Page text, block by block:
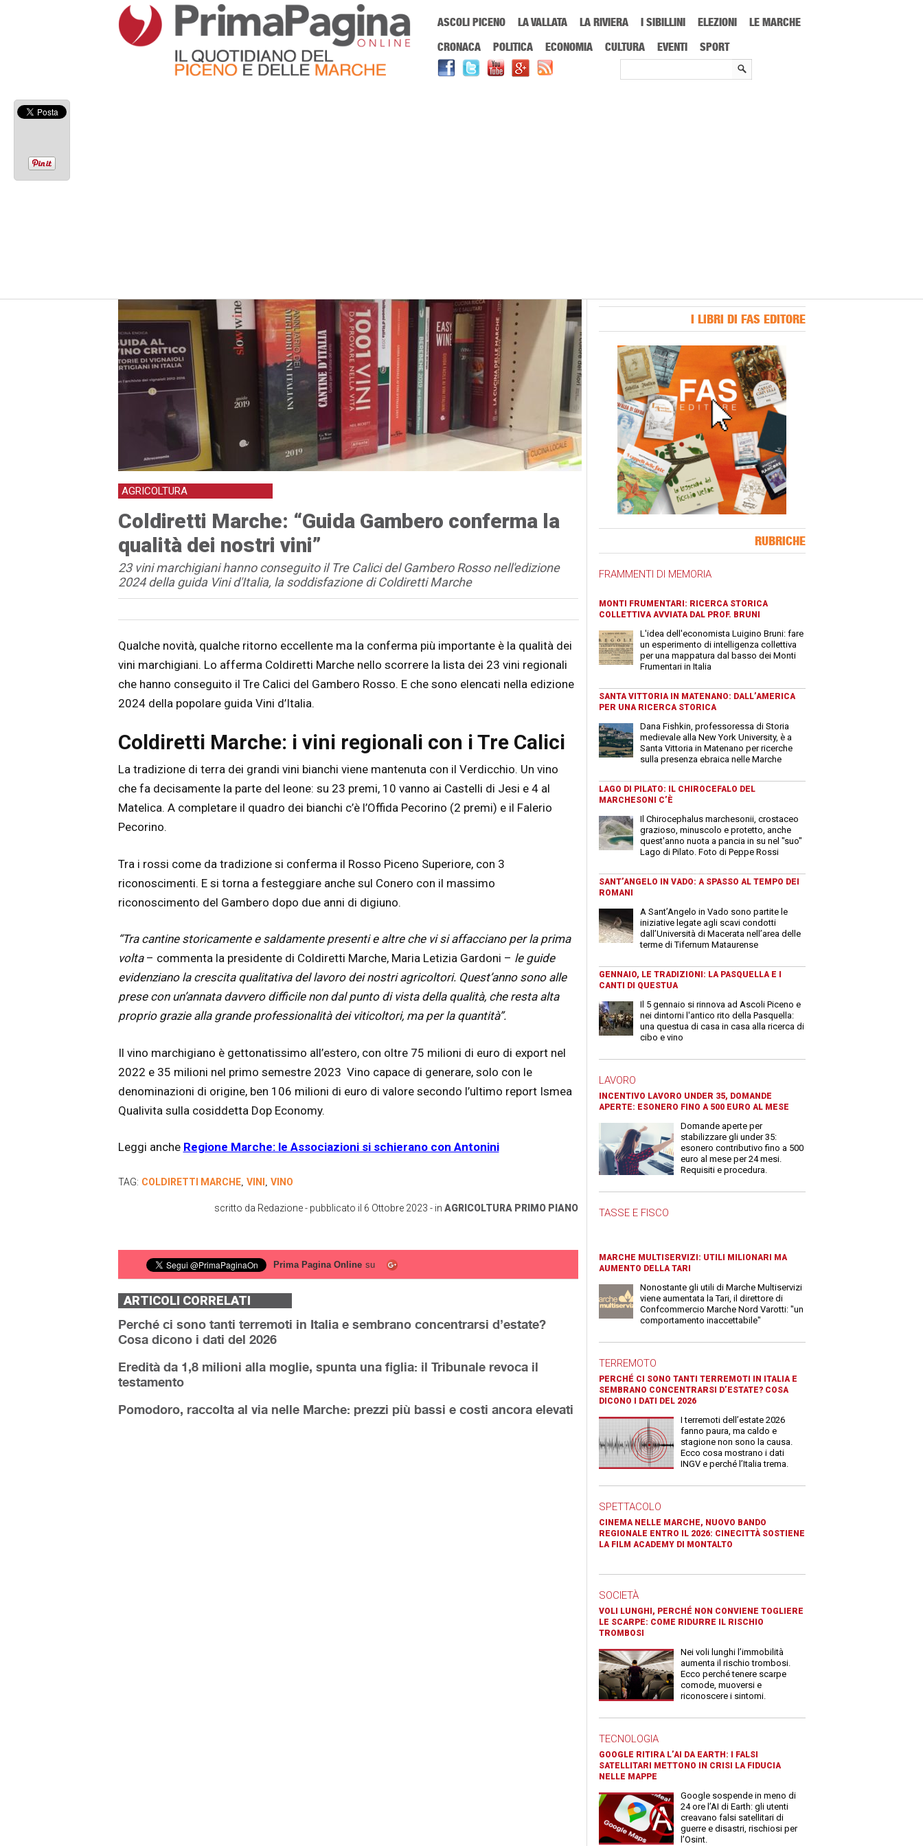
ASCOLI PICENO LA VALLATA LA RIVIERA I SIBILLINI ELEZIONI
LE MARCHE
CRONACA
POLITICA ECONOMIA CULTURA EVENTI SPORT
AGRICOLTURA
Coldiretti Marche: “Guida Gambero conferma la
qualità dei nostri vini”
23 vini marchigiani hanno conseguito il Tre Calici del Gambero Rosso nell'edizione
2024 della guida Vini d'Italia, la soddisfazione di Coldiretti Marche
Articolo
Testo articolo principale
Qualche novità, qualche ritorno eccellente ma la conferma più importante è la qualità dei
vini marchigiani. Lo afferma Coldiretti Marche nello scorrere la lista dei 23 vini regionali
che hanno conseguito il Tre Calici del Gambero Rosso. E che sono elencati nella edizione
2024 della popolare guida Vini d’Italia.
Coldiretti Marche: i vini regionali con i Tre Calici
La tradizione di terra dei grandi vini bianchi viene mantenuta con il Verdicchio. Un vino
che fa decisamente la parte del leone: su 23 premi, 10 vanno ai Castelli di Jesi e 4 al
Matelica. A completare il quadro dei bianchi c’è l’Offida Pecorino (2 premi) e il Falerio
Pecorino.
Tra i rossi come da tradizione si conferma il Rosso Piceno Superiore, con 3
riconoscimenti. E si torna a festeggiare anche sul Conero con il massimo
riconoscimento del Gambero dopo due anni di digiuno.
“Tra cantine storicamente e saldamente presenti e altre che vi si affacciano per la prima
volta– commenta la presidente di Coldiretti Marche, Maria Letizia Gardoni – le guide
evidenziano la crescita qualitativa del lavoro dei nostri agricoltori. Quest’anno sono alle
prese con un’annata davvero difficile non dal punto di vista della qualità, che resta alta
proprio grazie alla grande professionalità dei viticoltori, ma per la quantità”.
Il vino marchigiano è gettonatissimo all’estero, con oltre 75 milioni di euro di export nel
2022 e 35 milioni nel primo semestre 2023 Vino capace di generare, solo con le
denominazioni di origine, ben 106 milioni di euro di valore secondo l’ultimo report Ismea
Qualivita sulla cosiddetta Dop Economy.
Leggi anche Regione Marche: le Associazioni si schierano con Antonini
TAG: COLDIRETTI MARCHE, VINI VINO
scritto da Redazione- pubblicato il 6 Ottobre 2023 - in AGRICOLTURA PRIMO PIANO
Prima Pagina Online su
ARTICOLI CORRELATI
Perché ci sono tanti terremoti in Italia e sembrano concentrarsi d’estate?
Cosa dicono i dati del 2026
Eredità da 1,8 milioni alla moglie, spunta una figlia: il Tribunale revoca il
testamento
Pomodoro, raccolta al via nelle Marche: prezzi più bassi e costi ancora elevati
I LIBRI DI FAS EDITORE
RUBRICHE
FRAMMENTI DI MEMORIA
MONTI FRUMENTARI: RICERCA STORICA
COLLETTIVA AVVIATA DAL PROF. BRUNI
L'idea dell'economista Luigino Bruni: fare
un esperimento di intelligenza collettiva
per una mappatura dal basso dei Monti
Frumentari in Italia
SANTA VITTORIA IN MATENANO: DALL’AMERICA
PER UNA RICERCA STORICA
Dana Fishkin, professoressa di Storia
medievale alla New York University, è a
Santa Vittoria in Matenano per ricerche
sulla presenza ebraica nelle Marche
LAGO DI PILATO: IL CHIROCEFALO DEL
MARCHESONI C’È
Il Chirocephalus marchesonii, crostaceo
grazioso, minuscolo e protetto, anche
quest'anno nuota a pancia in su nel "suo"
Lago di Pilato. Foto di Peppe Rossi
SANT’ANGELO IN VADO: A SPASSO AL TEMPO DEI
ROMANI
A Sant’Angelo in Vado sono partite le
iniziative legate agli scavi condotti
dall’Università di Macerata nell’area delle
terme di Tifernum Mataurense
GENNAIO, LE TRADIZIONI: LA PASQUELLA E I
CANTI DI QUESTUA
Il 5 gennaio si rinnova ad Ascoli Piceno e
nei dintorni l'antico rito della Pasquella:
una questua di casa in casa alla ricerca di
cibo e vino
LAVORO
INCENTIVO LAVORO UNDER 35, DOMANDE
APERTE: ESONERO FINO A 500 EURO AL MESE
Domande aperte per
stabilizzare gli under 35:
esonero contributivo fino a 500
euro al mese per 24 mesi.
Requisiti e procedura.
TASSE E FISCO
MARCHE MULTISERVIZI: UTILI MILIONARI MA
AUMENTO DELLA TARI
Nonostante gli utili di Marche Multiservizi
viene aumentata la Tari, il direttore di
Confcommercio Marche Nord Varotti: "un
comportamento inaccettabile"
TERREMOTO
PERCHÉ CI SONO TANTI TERREMOTI IN ITALIA E
SEMBRANO CONCENTRARSI D’ESTATE? COSA
DICONO I DATI DEL 2026
I terremoti dell’estate 2026
fanno paura, ma caldo e
stagione non sono la causa.
Ecco cosa mostrano i dati
INGV e perché l’Italia trema.
SPETTACOLO
CINEMA NELLE MARCHE, NUOVO BANDO
REGIONALE ENTRO IL 2026: CINECITTÀ SOSTIENE
LA FILM ACADEMY DI MONTALTO
SOCIETÀ
VOLI LUNGHI, PERCHÉ NON CONVIENE TOGLIERE
LE SCARPE: COME RIDURRE IL RISCHIO
TROMBOSI
Nei voli lunghi l’immobilità
aumenta il rischio trombosi.
Ecco perché tenere scarpe
comode, muoversi e
riconoscere i sintomi.
TECNOLOGIA
GOOGLE RITIRA L’AI DA EARTH: I FALSI
SATELLITARI METTONO IN CRISI LA FIDUCIA
NELLE MAPPE
Google sospende in meno di
24 ore l’AI di Earth: gli utenti
creavano falsi satellitari di
guerre e disastri, rischiosi per
l’Osint.